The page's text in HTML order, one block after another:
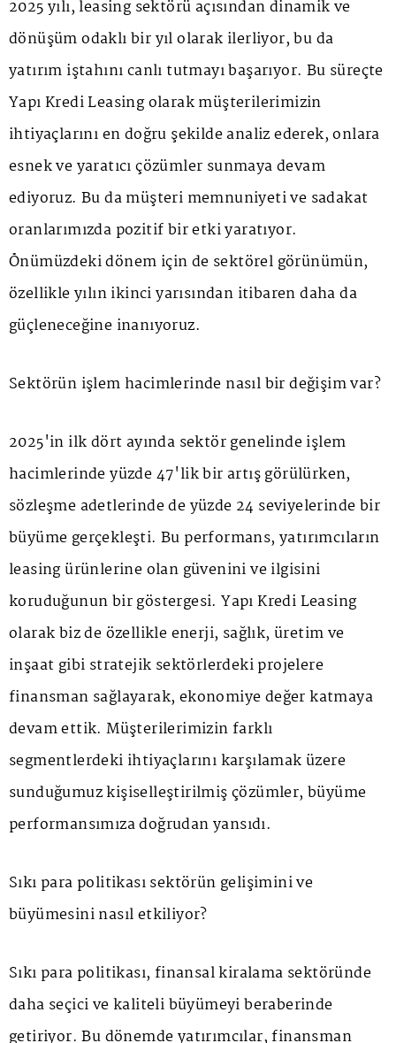
2025 yılı, leasing sektörü açısından dinamik ve
dönüşüm odaklı bir yıl olarak ilerliyor, bu da
yatırım iştahını canlı tutmayı başarıyor. Bu süreçte
Yapı Kredi Leasing olarak müşterilerimizin
ihtiyaçlarını en doğru şekilde analiz ederek, onlara
esnek ve yaratıcı çözümler sunmaya devam
ediyoruz. Bu da müşteri memnuniyeti ve sadakat
oranlarımızda pozitif bir etki yaratıyor.
Önümüzdeki dönem için de sektörel görünümün,
özellikle yılın ikinci yarısından itibaren daha da
güçleneceğine inanıyoruz.
Sektörün işlem hacimlerinde nasıl bir değişim var?
2025'in ilk dört ayında sektör genelinde işlem
hacimlerinde yüzde 47'lik bir artış görülürken,
sözleşme adetlerinde de yüzde 24 seviyelerinde bir
büyüme gerçekleşti. Bu performans, yatırımcıların
leasing ürünlerine olan güvenini ve ilgisini
koruduğunun bir göstergesi. Yapı Kredi Leasing
olarak biz de özellikle enerji, sağlık, üretim ve
inşaat gibi stratejik sektörlerdeki projelere
finansman sağlayarak, ekonomiye değer katmaya
devam ettik. Müşterilerimizin farklı
segmentlerdeki ihtiyaçlarını karşılamak üzere
sunduğumuz kişiselleştirilmiş çözümler, büyüme
performansımıza doğrudan yansıdı.
Sıkı para politikası sektörün gelişimini ve
büyümesini nasıl etkiliyor?
Sıkı para politikası, finansal kiralama sektöründe
daha seçici ve kaliteli büyümeyi beraberinde
getiriyor. Bu dönemde yatırımcılar, finansman